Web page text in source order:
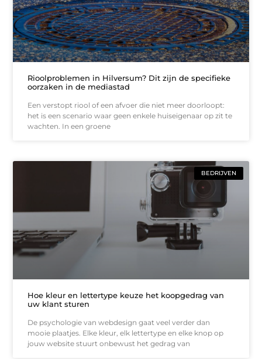
Rioolproblemen in Hilversum? Dit zijn de specifieke
oorzaken in de mediastad
Een verstopt riool of een afvoer die niet meer doorloopt:
het is een scenario waar geen enkele huiseigenaar op zit te
wachten. In een groene
BEDRIJVEN
Hoe kleur en lettertype keuze het koopgedrag van
uw klant sturen
De psychologie van webdesign gaat veel verder dan
mooie plaatjes. Elke kleur, elk lettertype en elke knop op
jouw website stuurt onbewust het gedrag van